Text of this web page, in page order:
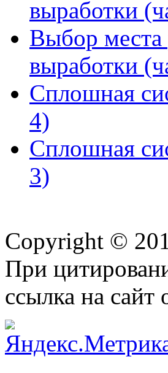
выработки
Выбор места
выработки
Сплошная
4)
Сплошная
3)
Copyright ©
При
ссылка на сайт